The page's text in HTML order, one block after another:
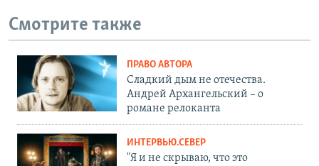
Смотрите также
ПРАВО АВТОРА
Сладкий дым не отечества.
Андрей Архангельский – о
романе релоканта
ИНТЕРВЬЮ.СЕВЕР
"Я и не скрываю, что это